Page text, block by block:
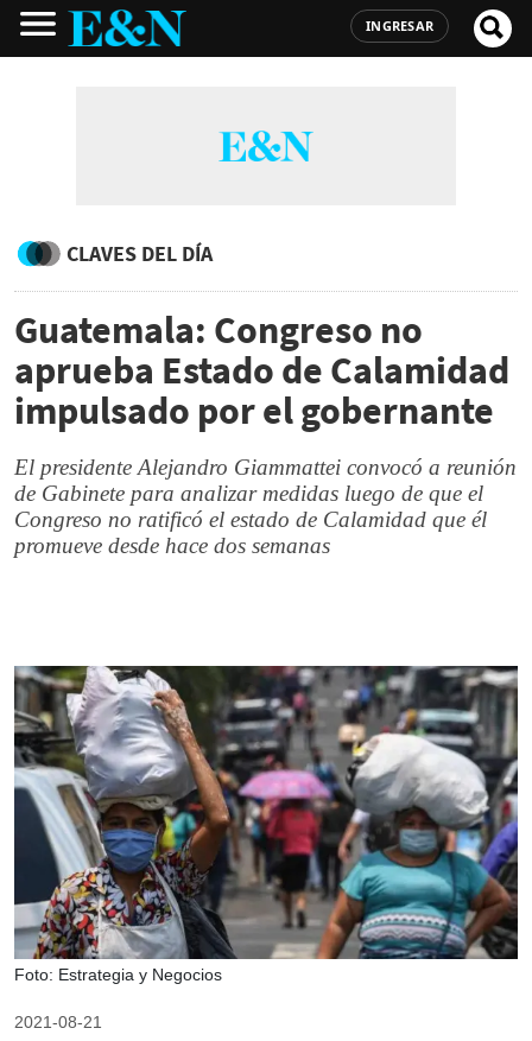
INGRESAR
CLAVES DEL DÍA
Guatemala: Congreso no
aprueba Estado de Calamidad
impulsado por el gobernante
El presidente Alejandro Giammattei convocó a reunión
de Gabinete para analizar medidas luego de que el
Congreso no ratificó el estado de Calamidad que él
promueve desde hace dos semanas
Foto: Estrategia y Negocios
2021-08-21